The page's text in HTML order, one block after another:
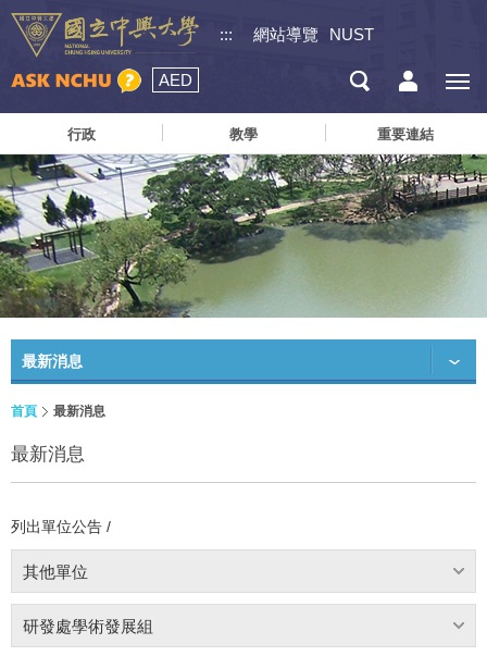
::: 網站導覽 NUST
AED
行政 教學 重要連結
最新消息
首頁 最新消息
最新消息
列出單位公告 /
其他單位
研發處學術發展組